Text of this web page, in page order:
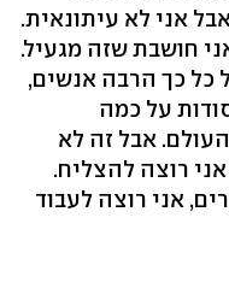
אני לא עיתונאית.
חושבת שזה מגעיל.
כל כך הרבה אנשים,
על כמה
אבל זה לא
רוצה להצליח.
אני רוצה לעבוד